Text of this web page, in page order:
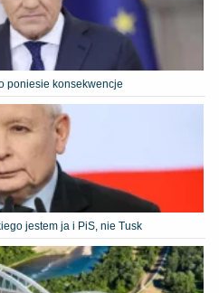
poniesie konsekwencje
jestem ja i PiS, nie Tusk